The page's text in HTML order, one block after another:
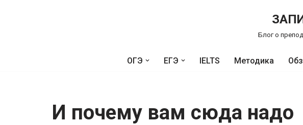
Блог о
ОГЭ ЕГЭ IELTS Методика
И почему вам сюда надо